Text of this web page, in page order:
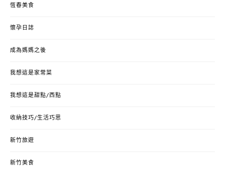
恆春美食
懷孕日誌
成為媽媽之後
我想這是家常菜
我想這是甜點/西點
收納技巧/生活巧思
新竹旅遊
新竹美食